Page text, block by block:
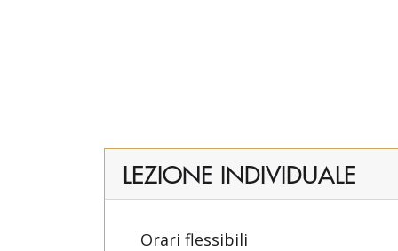
LEZIONE INDIVIDUALE
Orari flessibili